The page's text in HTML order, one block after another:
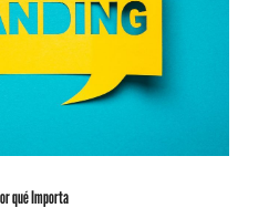
qué Importa